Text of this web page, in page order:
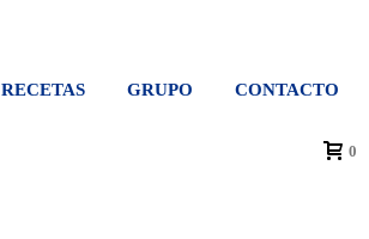
RECETAS GRUPO CONTACTO
0